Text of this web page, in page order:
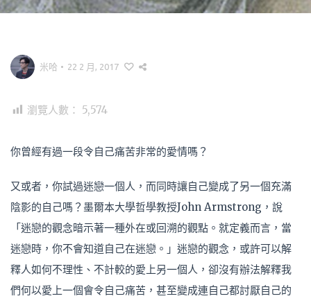
米哈 • 22 2 月, 2017
瀏覽人數： 5,574
你曾經有過一段令自己痛苦非常的愛情嗎？
又或者，你試過迷戀一個人，而同時讓自己變成了另一個充滿
陰影的自己嗎？墨爾本大學哲學教授John Armstrong，說
「迷戀的觀念暗示著一種外在或回溯的觀點。就定義而言，當
迷戀時，你不會知道自己在迷戀。」迷戀的觀念，或許可以解
釋人如何不理性、不計較的愛上另一個人，卻沒有辦法解釋我
們何以愛上一個會令自己痛苦，甚至變成連自己都討厭自己的